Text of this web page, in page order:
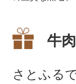
牛
さとふる